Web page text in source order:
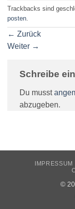
Trackbacks sind
posten
← Zurück
Weiter →
Schreibe
Du musst
abzugeben.
IMPRESSUM
©